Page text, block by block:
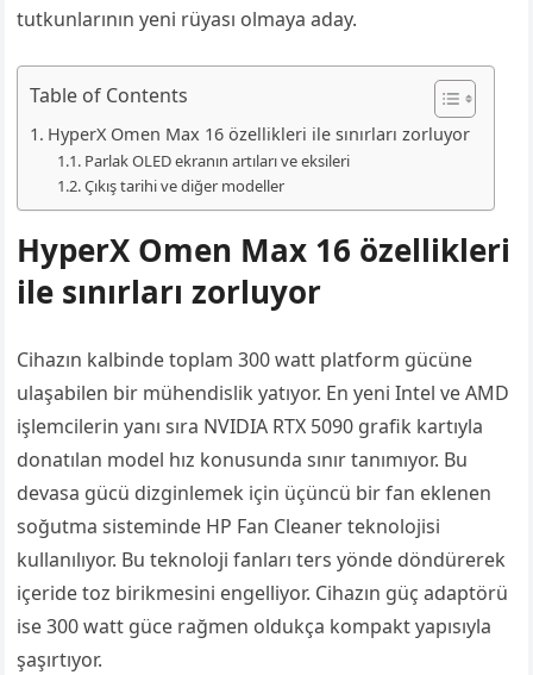
tutkunlarının yeni rüyası olmaya aday.
Table of Contents
HyperX Omen Max 16 özellikleri ile sınırları zorluyor
Parlak OLED ekranın artıları ve eksileri
Çıkış tarihi ve diğer modeller
HyperX Omen Max 16 özellikleri
ile sınırları zorluyor
Cihazın kalbinde toplam 300 watt platform gücüne
ulaşabilen bir mühendislik yatıyor. En yeni Intel ve AMD
işlemcilerin yanı sıra NVIDIA RTX 5090 grafik kartıyla
donatılan model hız konusunda sınır tanımıyor. Bu
devasa gücü dizginlemek için üçüncü bir fan eklenen
soğutma sisteminde HP Fan Cleaner teknolojisi
kullanılıyor. Bu teknoloji fanları ters yönde döndürerek
içeride toz birikmesini engelliyor. Cihazın güç adaptörü
ise 300 watt güce rağmen oldukça kompakt yapısıyla
şaşırtıyor.